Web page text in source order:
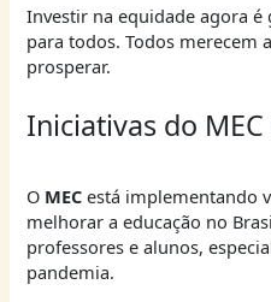
Investir na equidade agora
para todos. Todos merecem
prosperar.
Iniciativas do
O MEC está implementando
melhorar a educação no
professores e alunos,
pandemia.